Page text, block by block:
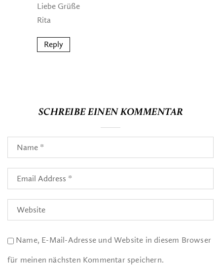
Liebe Grüße
Rita
Reply
SCHREIBE EINEN KOMMENTAR
Name, E-Mail-Adresse und Website in diesem Browser
für meinen nächsten Kommentar speichern.